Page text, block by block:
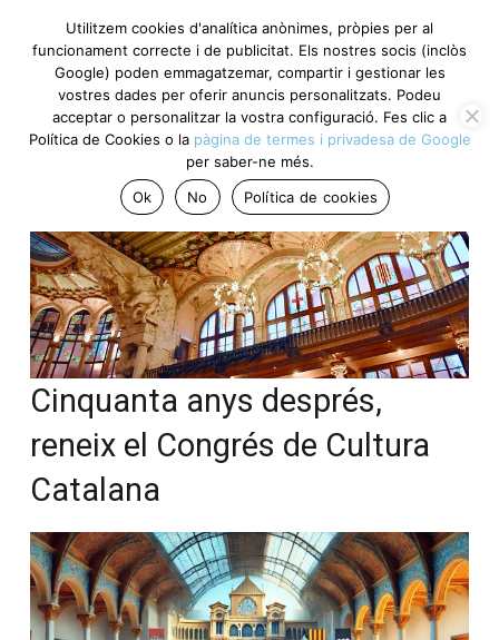
Cinquanta anys després,
reneix el Congrés de Cultura
Catalana
Utilitzem cookies d'analítica anònimes, pròpies per al
funcionament correcte i de publicitat. Els nostres socis
(inclòs Google) poden emmagatzemar, compartir i gestionar
les vostres dades per oferir anuncis personalitzats. Podeu
acceptar o personalitzar la vostra configuració. Fes clic a
Política de Cookies o lapàgina de termes i privadesa de
Googleper saber-ne més.
Ok
No Política de cookies